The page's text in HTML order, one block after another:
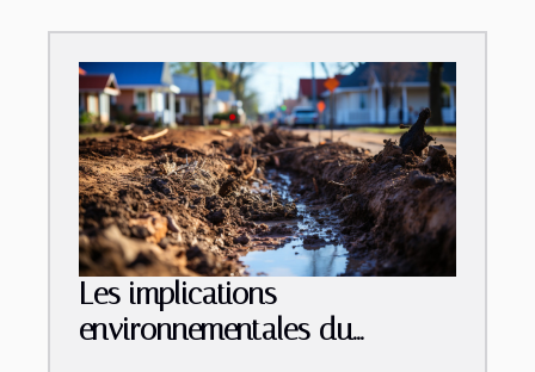
Les implications
environnementales du